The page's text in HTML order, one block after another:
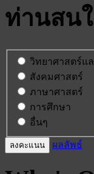
ท่านสน
วิทยาศาสตร์แ
สังคมศาสตร์
ภาษาศาสตร์
การศึกษา
อื่นๆ
ผลลัพธ์